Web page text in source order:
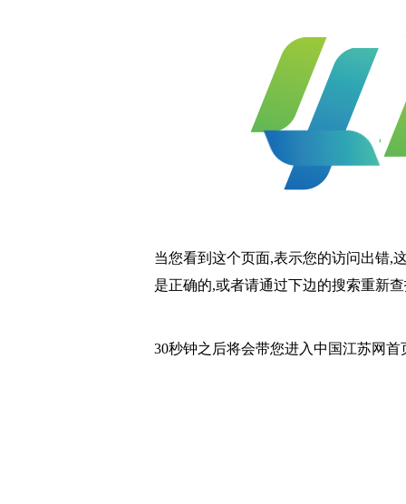
当您看到这个页面,表示您的访问出错,
是正确的,或者请通过下边的搜索重新
30秒钟之后将会带您进入中国江苏网首